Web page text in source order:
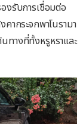
งรับการเชื่อมต่อ
กระจกพาโนรามา
ทางที่ทั้งหรูหราและ